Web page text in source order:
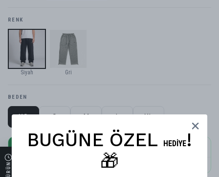
RENK
Siyah Gri
BEDEN
XS S M L XL
İNDİRİM
15. YIL DÖNÜMÜMÜZE ÖZEL
BUGÜNE ÖZEL HEDİYE!
🎁